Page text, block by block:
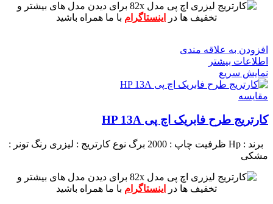
برای دیدن مدل های بیشتر و
تخفیف ها در
اینستاگرام با ما همراه باشید
افزودن به علاقه مندی
اطلاعات بیشتر
نمایش سریع
مقايسه
کارتریج طرح فابریک اچ پی HP 13A
برند : Hp ظرفیت چاپ : 2000 برگ نوع کارتریج : لیزری رنگ تونر :
مشکی
برای دیدن مدل های بیشتر و
تخفیف ها در
اینستاگرام با ما همراه باشید